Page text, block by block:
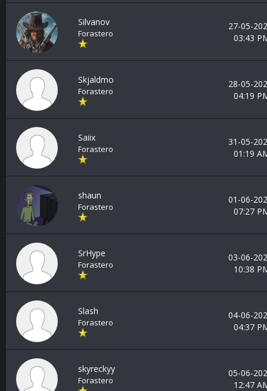
Silvanov
Forastero
27-05-
03:43
Skjaldmo
Forastero
28-05-
04:19
Saiix
Forastero
31-05-
01:19
shaun
Forastero
01-06-
07:27
SrHype
Forastero
03-06-
10:38
Slash
Forastero
04-06-
04:37
skyreckyy
Forastero
05-06-
12:47